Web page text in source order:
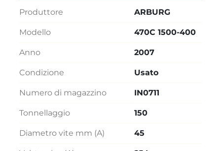
Produttore ARBURG
Modello 470C 1500-400
Anno 2007
Condizione Usato
Numero di magazzino IN0711
Tonnellaggio 150
Diametro vite mm (A) 45